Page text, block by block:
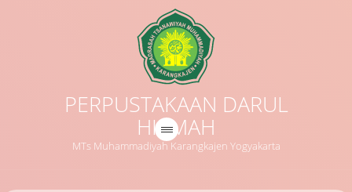
PERPUSTAKAAN DARUL
HIKMAH
MTs Muhammadiyah Karangkajen Yogyakarta